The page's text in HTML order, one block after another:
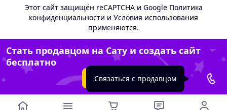
Этот сайт защищён reCAPTCHA и Google Политика
конфиденциальности и Условия использования
применяются.
Стать продавцом на Сату и создать сайт
бесплатно
Создать сайт
Связаться с продавцом